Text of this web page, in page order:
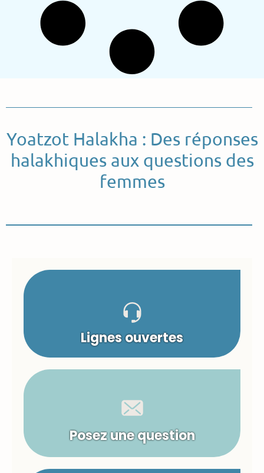
Yoatzot Halakha : Des réponses
halakhiques aux questions des
femmes
Lignes ouvertes
Posez une question